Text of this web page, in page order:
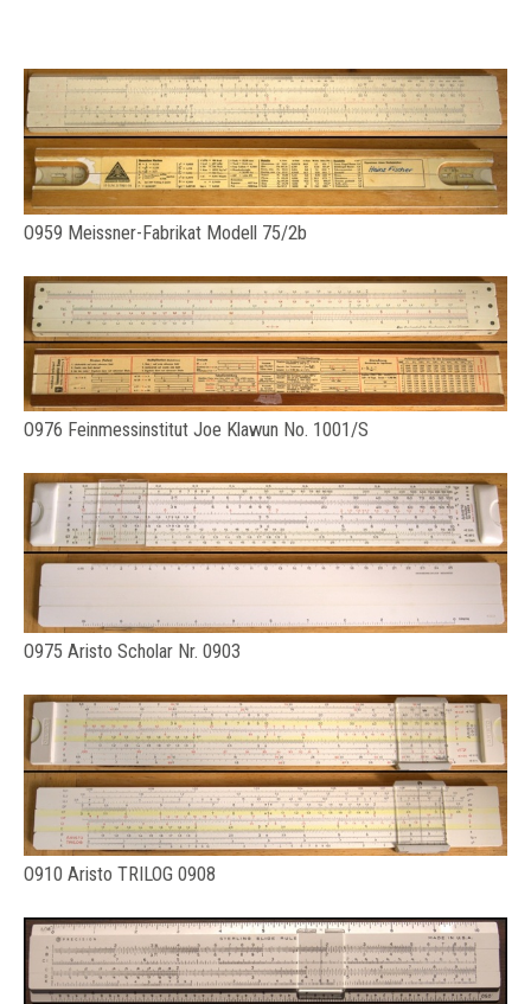
O959 Meissner-Fabrikat Modell 75/2b
O976 Feinmessinstitut Joe Klawun No. 1001/S
O975 Aristo Scholar Nr. 0903
O910 Aristo TRILOG 0908